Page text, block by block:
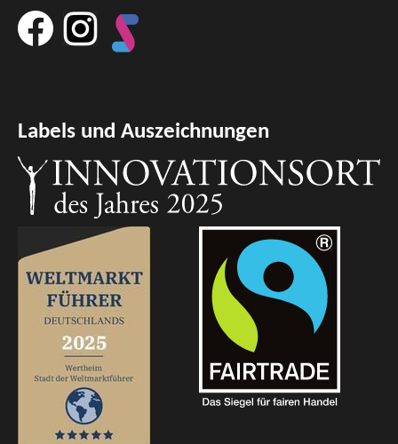
Labels und Auszeichnungen